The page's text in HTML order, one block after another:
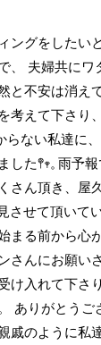
ングをしたい
、 夫婦共に
不安は消え
考えて下さり
らない私達に
した𖤣𖥧𓈒 雨予
さん頂き、屋
させて頂いて
まる前から
さんにお願い
け入れて下
ありがとう
戚のように私